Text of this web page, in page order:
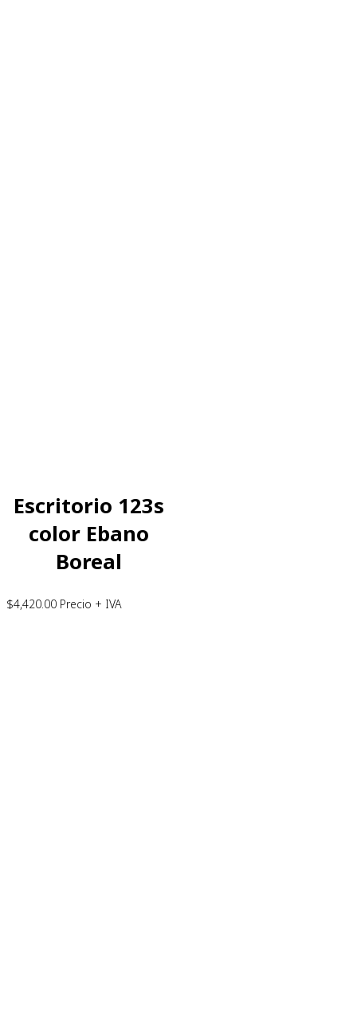
Escritorio 123s
color Ebano
Boreal
$4,420.00 Precio + IVA